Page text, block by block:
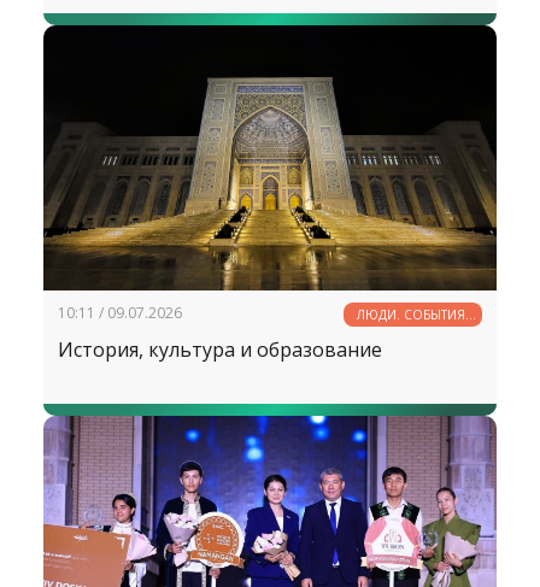
10:11 / 09.07.2026
ЛЮДИ. СОБЫТИЯ.
ФАКТЫ
История, культура и образование